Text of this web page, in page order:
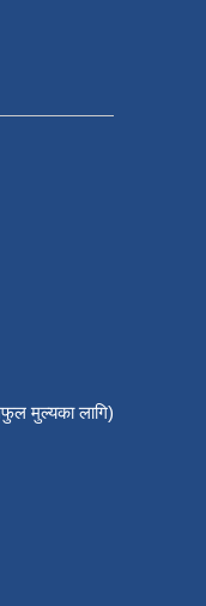
मुल्यका लागि)